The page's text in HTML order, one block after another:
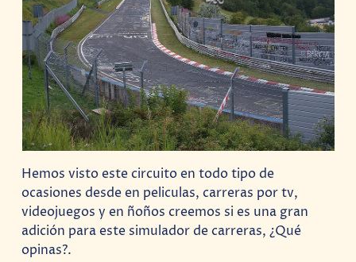
Hemos visto este circuito en todo tipo de
ocasiones desde en peliculas, carreras por tv,
videojuegos y en ñoños creemos si es una gran
adición para este simulador de carreras, ¿Qué
opinas?.